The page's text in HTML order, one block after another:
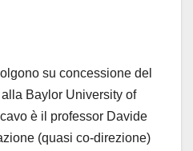
su concessione del
Baylor University of
è il professor Davide
(quasi co-direzione)